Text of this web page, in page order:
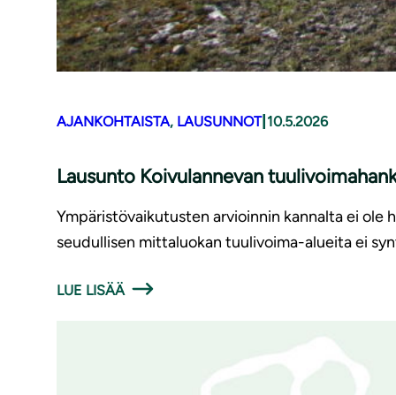
AJANKOHTAISTA, LAUSUNNOT| 10.5.2026
Lausunto Koivulannevan
Ympäristövaikutusten arvioinnin kannalta ei ole
seudullisen mittaluokan tuulivoima-alueita ei
LUE LISÄÄ